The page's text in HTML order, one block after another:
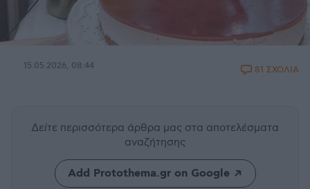
15.05.2026, 08:44 81 ΣΧΟΛΙΑ
Δείτε περισσότερα άρθρα μας στα αποτελέσματα
αναζήτησης
Add Protothema.gr on Google